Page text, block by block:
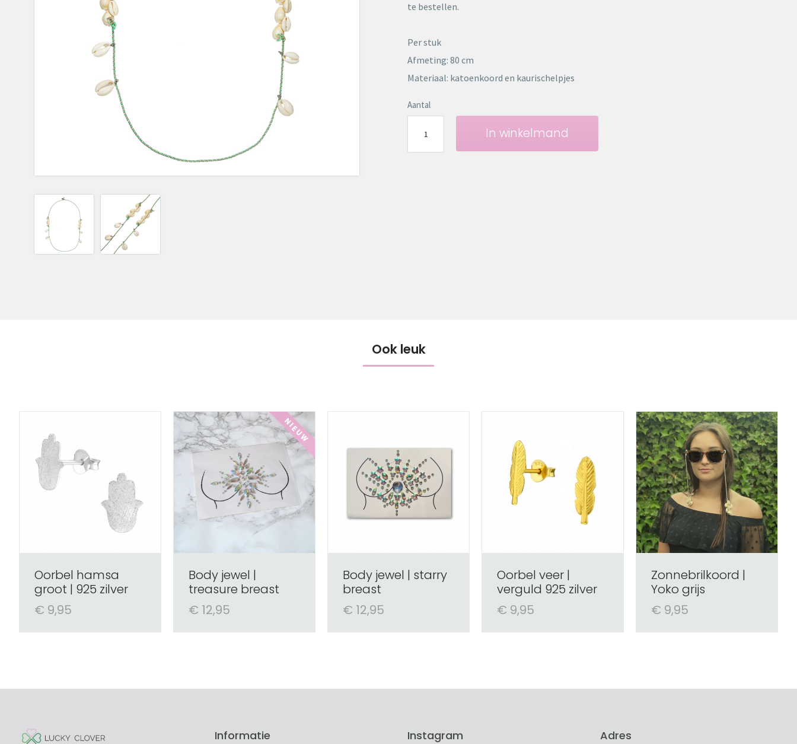
te bestellen.
Per stuk
Afmeting: 80 cm
Materiaal: katoenkoord en kaurischelpjes
Aantal
In winkelmand
Ook leuk
Oorbel hamsa
groot | 925 zilver
€ 9,95
Body jewel |
treasure breast
€ 12,95
Body jewel | starry
breast
€ 12,95
Oorbel veer |
verguld 925 zilver
€ 9,95
Zonnebrilkoord |
Yoko grijs
€ 9,95
Informatie Instagram Adres